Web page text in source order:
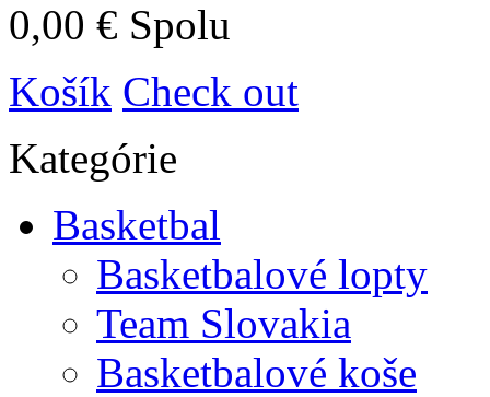
0,00 € Spolu
Košík Check out
Kategórie
Basketbal
Basketbalové lopty
Team Slovakia
Basketbalové koše